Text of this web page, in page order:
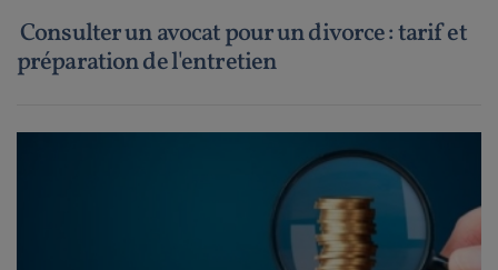
Consulter un avocat pour un divorce : tarif et
préparation de l'entretien